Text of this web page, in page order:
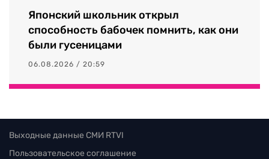
Японский школьник открыл
способность бабочек помнить, как они
были гусеницами
06.08.2026 / 20:59
Выходные данные СМИ RTVI
Пользовательское соглашение